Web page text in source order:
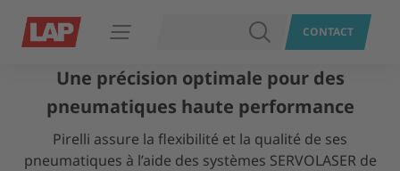
Ouvrir le menu RECHERCHER
CONTACT
Une précision optimale pour des
pneumatiques haute performance
Pirelli assure la flexibilité et la qualité de ses
pneumatiques à l’aide des systèmes SERVOLASER de